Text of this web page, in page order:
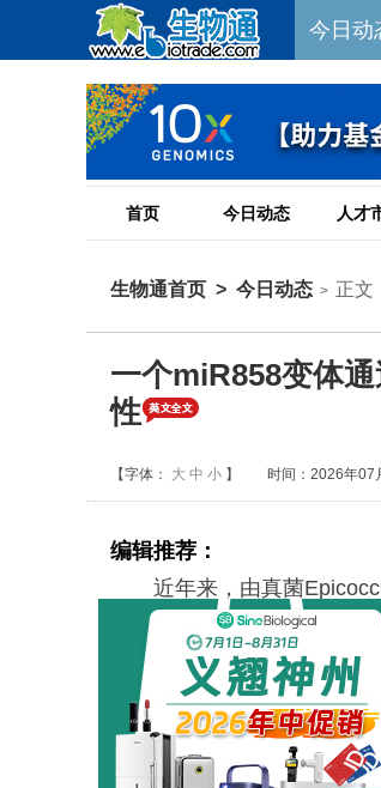
今日动
首页 今日动态 人才
生物通首页 > 今日动态 > 正文
一个miR858变体
性
【字体： 大 中 小 】 时间：2026年07
编辑推荐：
近年来，由真菌
leaf spot）严重影响了中
核苷酸（antisense
细胞核的转录因子C
点击下载义翘神州高质量细胞培